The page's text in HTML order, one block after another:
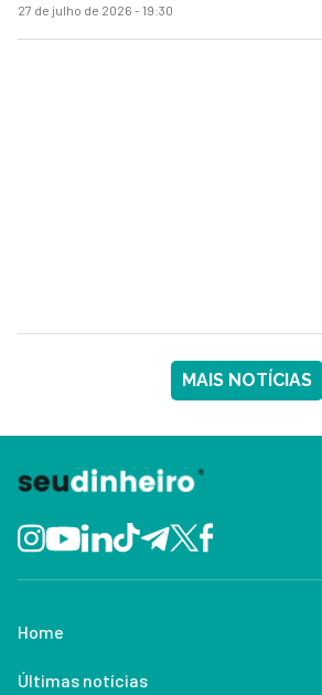
27 de julho de 2026 - 19:30
MAIS NOTÍCIAS
Home
Últimas notícias